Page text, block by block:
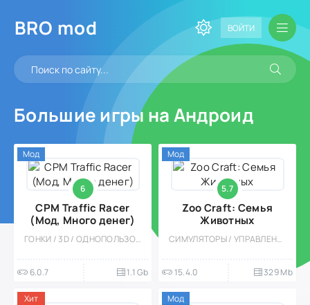
BRO mod ВОЙТИ
Большие игры на Андроид
6
CPM Traffic Racer
(Мод, Много денег)
ГОНКИ / 3D / ОДНОПОЛЬЗОВАТЕЛЬСКИЕ / МОД / ВСТРОЕННЫЙ КЕШ / ОФЛАЙН / БОЛЬШАЯ
6.0.7 1.1 Gb
Мод
5.7
Zoo Craft: Семья
Животных
СИМУЛЯТОРЫ / УПРАВЛЕНИЕ / ОДНОПОЛЬЗОВАТЕЛЬСКИЕ / СТИЛИЗАЦИЯ / ОФЛАЙН / МОД / БОЛЬШАЯ / ДЛЯ ВСЕЙ СЕМЬИ
15.4.0 329 Mb
Мод
Хит
Мод